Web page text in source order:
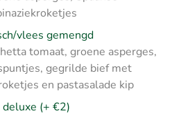
vlees gemengd
tomaat, groene asperges,
gegrilde bief met
en pastasalade kip
(+ €2)